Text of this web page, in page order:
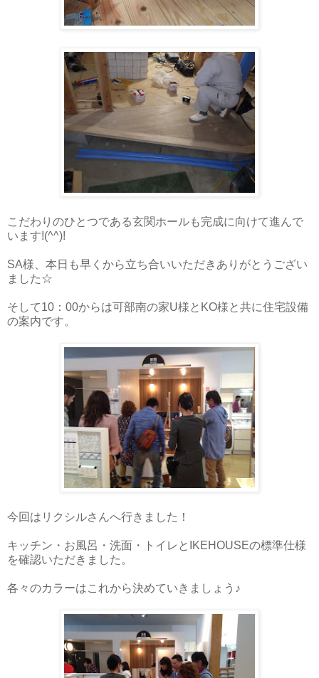
こだわりのひとつである玄関ホールも完成に向けて進んで
います!(^^)!
SA様、本日も早くから立ち合いいただきありがとうござい
ました☆
そして10：00からは可部南の家U様とKO様と共に住宅設備
の案内です。
今回はリクシルさんへ行きました！
キッチン・お風呂・洗面・トイレとIKEHOUSEの標準仕様
を確認いただきました。
各々のカラーはこれから決めていきましょう♪